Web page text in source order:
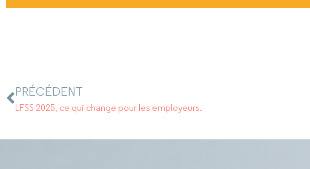
PRÉCÉDENT
LFSS 2025, ce qui change pour les employeurs.